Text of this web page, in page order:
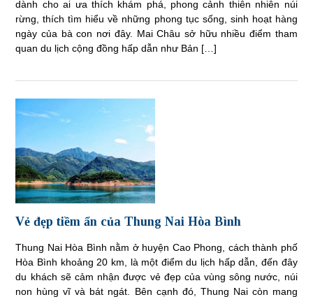
dành cho ai ưa thích khám phá, phong cảnh thiên nhiên núi
rừng, thích tìm hiểu về những phong tục sống, sinh hoạt hàng
ngày của bà con nơi đây. Mai Châu sở hữu nhiều điểm tham
quan du lịch cộng đồng hấp dẫn như Bản […]
Vẻ đẹp tiềm ẩn của Thung Nai Hòa Bình
Thung Nai Hòa Bình nằm ở huyện Cao Phong, cách thành phố
Hòa Bình khoảng 20 km, là một điểm du lịch hấp dẫn, đến đây
du khách sẽ cảm nhận được vẻ đẹp của vùng sông nước, núi
non hùng vĩ và bát ngát. Bên cạnh đó, Thung Nai còn mang